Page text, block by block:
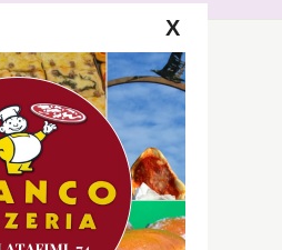
Segui la GRB
Facebook
Instagram
X